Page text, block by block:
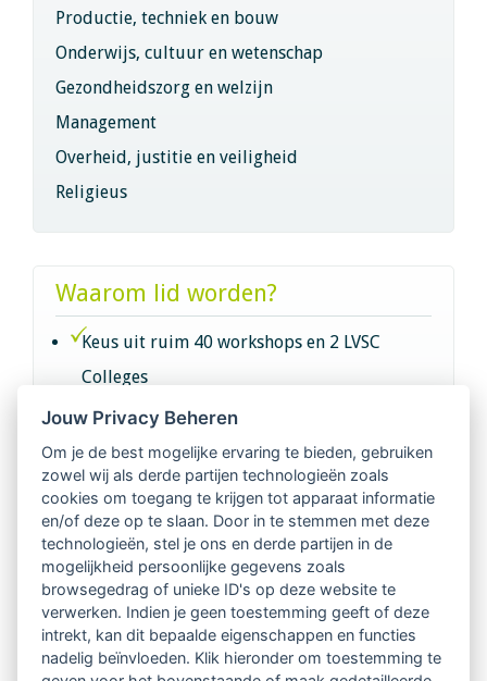
Productie, techniek en bouw
Onderwijs, cultuur en wetenschap
Gezondheidszorg en welzijn
Management
Overheid, justitie en veiligheid
Religieus
Waarom lid worden?
Keus uit ruim 40 workshops en 2 LVSC
Colleges
Intervisie met geregistreerde vakgenoten
Netwerk van 2100 professionals in 14
regio's
Vindbaar voor opdrachtgevers
Tijdschrift voor
Begeleidingskunde & kennisbank
Jouw Privacy Beheren
Om je de best mogelijke ervaring te bieden, gebruiken
zowel wij als derde partijen technologieën zoals
cookies om toegang te krijgen tot apparaat informatie
en/of deze op te slaan. Door in te stemmen met deze
technologieën, stel je ons en derde partijen in de
mogelijkheid persoonlijke gegevens zoals
browsegedrag of unieke ID's op deze website te
verwerken. Indien je geen toestemming geeft of deze
intrekt, kan dit bepaalde eigenschappen en functies
nadelig beïnvloeden. Klik hieronder om toestemming te